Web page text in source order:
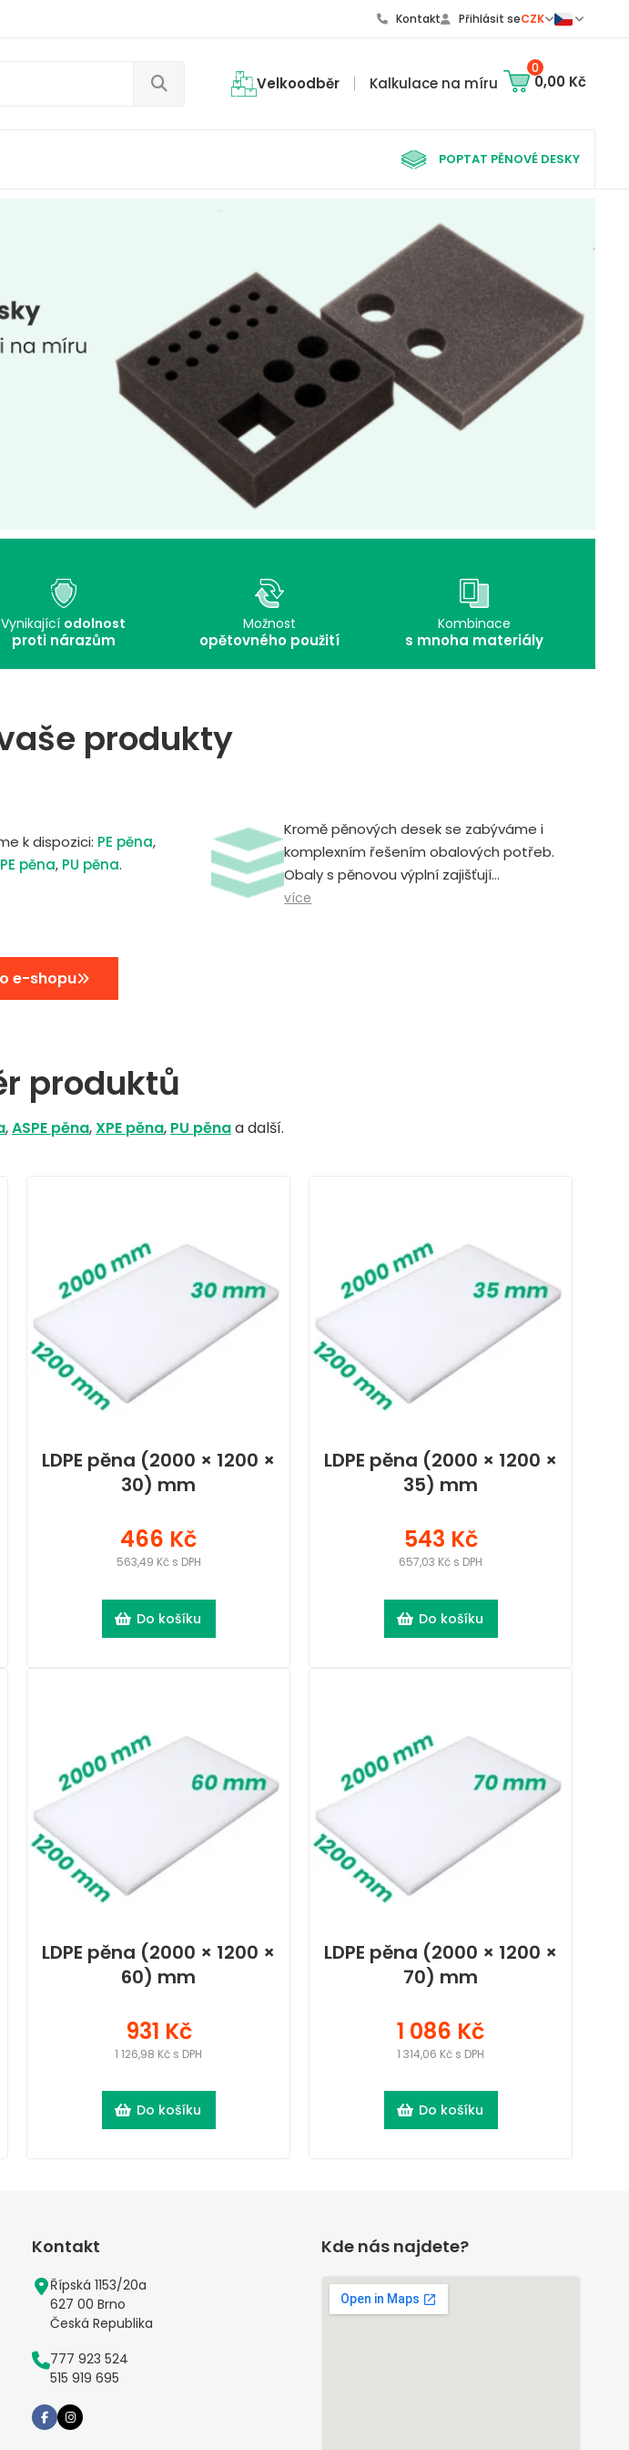
CZK
Kontakt Přihlásit se
Velkoodběr Kalkulace na míru
0
0,00 Kč
POPTAT PĚNOVÉ DESKY
Vynikající odolnost
proti nárazům
Možnost
opětovného použití
Kombinace
s mnoha materiály
produkty
k dispozici: PE pěna,
pěna, PU pěna.
Kromě pěnových desek se zabýváme i
komplexním řešením obalových potřeb.
Obaly s pěnovou výplní zajišťují
bezpečnou a spolehlivou přepravu,
více
e-shopu
produktů
,ASPE pěna,XPE pěna, PU pěnaa další.
LDPE pěna (2000 × 1200 ×
30) mm
466 Kč
563,49 Kč s DPH
Do košíku
LDPE pěna (2000 × 1200 ×
35) mm
543 Kč
657,03 Kč s DPH
Do košíku
LDPE pěna (2000 × 1200 ×
60) mm
931 Kč
1 126,98 Kč s DPH
Do košíku
LDPE pěna (2000 × 1200 ×
70) mm
1 086 Kč
1 314,06 Kč s DPH
Do košíku
Kontakt
Řípská 1153/20a
627 00 Brno
Česká Republika
777 923 524
515 919 695
Kde nás najdete?